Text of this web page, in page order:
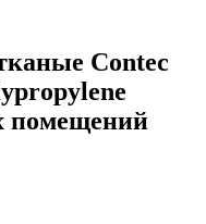
Contec
помещений